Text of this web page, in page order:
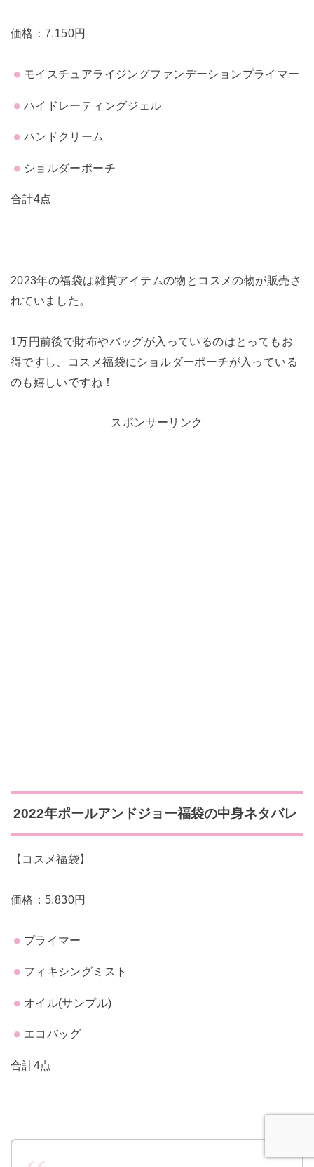
価格：7.150円
モイスチュアライジングファンデーションプライマー
ハイドレーティングジェル
ハンドクリーム
ショルダーポーチ
合計4点
2023年の福袋は雑貨アイテムの物とコスメの物が販売さ
れていました。
1万円前後で財布やバッグが入っているのはとってもお
得ですし、コスメ福袋にショルダーポーチが入っている
のも嬉しいですね！
スポンサーリンク
2022年ポールアンドジョー福袋の中身ネタバレ
【コスメ福袋】
価格：5.830円
プライマー
フィキシングミスト
オイル(サンプル)
エコバッグ
合計4点